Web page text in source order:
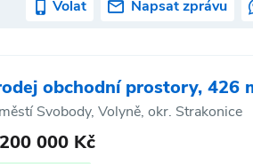
Volat Napsat zprávu
obchodní prostory, 426
Svobody, Volyně, okr. Strakonice
000 Kč